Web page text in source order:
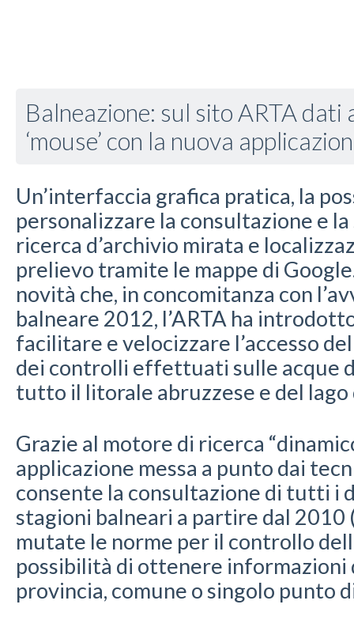
Balneazione: sul sito ARTA dati
‘mouse’ con la nuova
Un’interfaccia grafica pratica, la
personalizzare la consultazione e
ricerca d’archivio mirata e
prelievo tramite le mappe di
novità che, in concomitanza con
balneare 2012, l’ARTA ha
facilitare e velocizzare l’accesso
dei controlli effettuati sulle acque
tutto il litorale abruzzese e del lago
Grazie al motore di ricerca
applicazione messa a punto dai
consente la consultazione di tutti i
stagioni balneari a partire dal 2010
mutate le norme per il controllo
possibilità di ottenere
provincia, comune o singolo punto